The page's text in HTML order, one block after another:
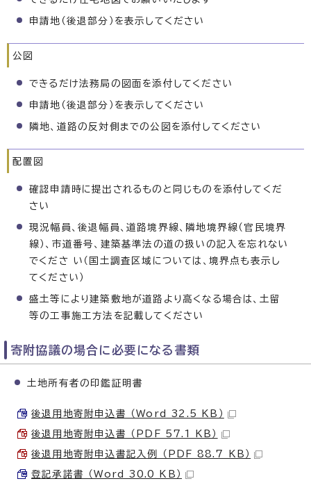
申請地（後退部分）を表示してください
公図
できるだけ法務局の図面を添付してください
申請地（後退部分）を表示してください
隣地、道路の反対側までの公図を添付してください
配置図
確認申請時に提出されるものと同じものを添付してくだ
さい
現況幅員、後退幅員、道路境界線、隣地境界線（官民境界
線）、市道番号、建築基準法の道の扱いの記入を忘れない
でくださ い（国土調査区域については、境界点も表示し
てください）
盛土等により建築敷地が道路より高くなる場合は、土留
等の工事施工方法を記載してください
寄附協議の場合に必要になる書類
土地所有者の印鑑証明書
後退用地寄附申込書 （Word 32.5 KB）
後退用地寄附申込書 （PDF 57.1 KB）
後退用地寄附申込書記入例 （PDF 88.7 KB）
登記承諾書 （Word 30.0 KB）